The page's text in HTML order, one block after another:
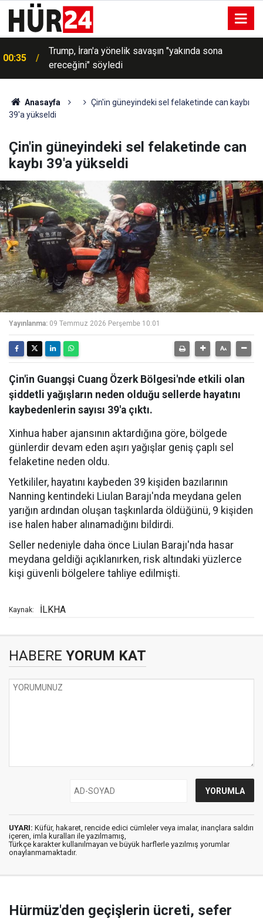
00:35
Trump, İran'a yönelik savaşın "yakında sona
ereceğini" söyledi
Anasayfa
Çin'in güneyindeki sel felaketinde can kaybı
39'a yükseldi
Çin'in güneyindeki sel felaketinde can
kaybı 39'a yükseldi
Yayınlanma: 09 Temmuz 2026 Perşembe 10:01
Çin'in Guangşi Cuang Özerk Bölgesi'nde etkili olan
şiddetli yağışların neden olduğu sellerde hayatını
kaybedenlerin sayısı 39'a çıktı.
Xinhua haber ajansının aktardığına göre, bölgede
günlerdir devam eden aşırı yağışlar geniş çaplı sel
felaketine neden oldu.
Yetkililer, hayatını kaybeden 39 kişiden bazılarının
Nanning kentindeki Liulan Barajı'nda meydana gelen
yarığın ardından oluşan taşkınlarda öldüğünü, 9 kişiden
ise halen haber alınamadığını bildirdi.
Seller nedeniyle daha önce Liulan Barajı'nda hasar
meydana geldiği açıklanırken, risk altındaki yüzlerce
kişi güvenli bölgelere tahliye edilmişti.
Kaynak: İLKHA
HABERE YORUM KAT
UYARI: Küfür, hakaret, rencide edici cümleler veya imalar, inançlara saldırı
içeren, imla kuralları ile yazılmamış,
Türkçe karakter kullanılmayan ve büyük harflerle yazılmış yorumlar
onaylanmamaktadır.
Hürmüz'den geçişlerin ücreti, sefer